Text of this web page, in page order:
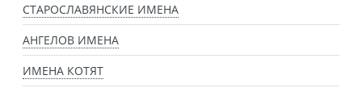
СТАРОСЛАВЯНСКИЕ ИМЕНА
АНГЕЛОВ ИМЕНА
ИМЕНА КОТЯТ